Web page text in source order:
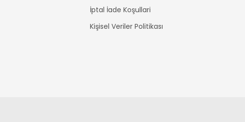
İptal İade Koşullari
Kişisel Veriler Politikası